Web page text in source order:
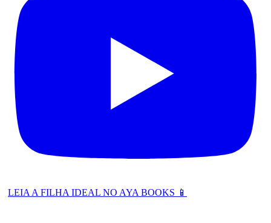
LEIA A FILHA IDEAL NO AYA BOOKS 📱